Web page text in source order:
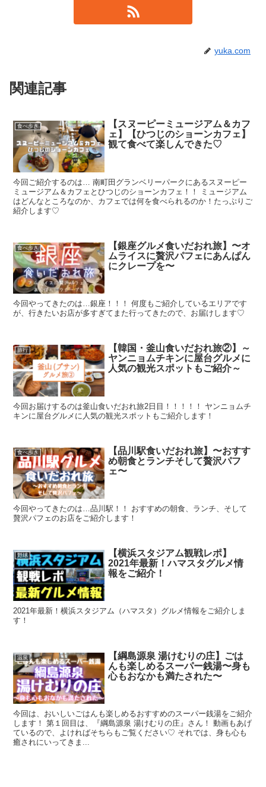
yuka.com
関連記事
食べ歩き
【スヌーピーミュージアム＆カフ
ェ】【ひつじのショーンカフェ】
観て食べて楽しんできた♡
今回ご紹介するのは… 南町田グランベリーパークにあるスヌーピー
ミュージアム＆カフェとひつじのショーンカフェ！！ ミュージアム
はどんなところなのか、カフェでは何を食べられるのか！たっぷりご
紹介します♡
食べ歩き
【銀座グルメ食いだおれ旅】〜オ
ムライスに贅沢パフェにあんぱん
にクレープを〜
今回やってきたのは…銀座！！！ 何度もご紹介しているエリアです
が、行きたいお店が多すぎてまた行ってきたので、お届けします♡
旅行
【韓国・釜山食いだおれ旅②】～
ヤンニョムチキンに屋台グルメに
人気の観光スポットもご紹介～
今回お届けするのは釜山食いだおれ旅2日目！！！！！ ヤンニョムチ
キンに屋台グルメに人気の観光スポットもご紹介します！
食べ歩き
【品川駅食いだおれ旅】〜おすす
め朝食とランチそして贅沢パフ
ェ〜
今回やってきたのは…品川駅！！ おすすめの朝食、ランチ、そして
贅沢パフェのお店をご紹介します！
野球
【横浜スタジアム観戦レポ】
2021年最新！ハマスタグルメ情
報をご紹介！
2021年最新！横浜スタジアム（ハマスタ）グルメ情報をご紹介しま
す！
温泉
【綱島源泉 湯けむりの庄】ごは
んも楽しめるスーパー銭湯〜身も
心もおなかも満たされた〜
今回は、おいしいごはんも楽しめるおすすめのスーパー銭湯をご紹介
します！ 第１回目は、『綱島源泉 湯けむりの庄』さん！ 動画もあげ
ているので、よければそちらもご覧ください♡ それでは、身も心も
癒されにいってきま...